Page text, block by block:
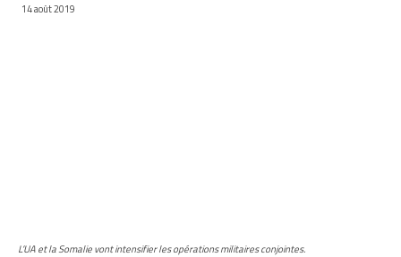
14 août 2019
L’UA et la Somalie vont intensifier les opérations militaires conjointes.